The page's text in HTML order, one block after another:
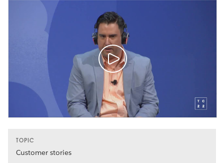
TOPIC
Customer stories